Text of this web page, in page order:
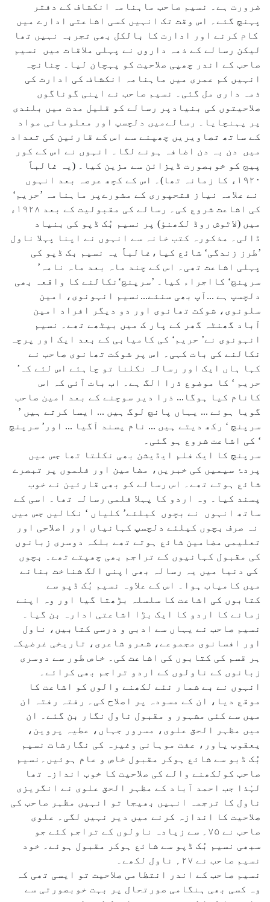
ضرورت ہے۔ نسیم صاحب ماہنامہ انکشاف کے دفتر
پہنچ گئے۔ اس وقت تک انہیں کسی اشاعتی ادارے میں
کام کرنے اور ادارت کا بالکل بھی تجربہ نہیں تھا
لیکن رسالے کے ذمہ داروں نے پہلی ملاقات میں نسیم
صاحب کے اندر چھپی صلاحیت کو پہچان لیا۔ چنانچہ
انہیں کم عمری میں ماہنامہ انکشاف کی ادارت کی
ذمہ داری مل گئی۔ نسیم صاحب نے اپنی گوناگوں
صلاحیتوں کی بنیادپر رسالے کو قلیل مدت میں بلندی
پر پہنچایا۔ رسالےمیں دلچسپ اور معلوماتی مواد
کے ساتھ تصاویریں چھپنے سے اس کے قارئین کی تعداد
میں دن بہ دن اضافہ ہونے لگا۔ انہوں نے اس کے کور
پیج کو خوبصورت ڈیزائن سے مزین کیا۔ (یہ غالباً
۱۹۲۰ء کا زمانہ تھا)۔ اس کے کچھ عرصہ بعد انہوں
نے علامہ نیاز فتحپوری کے مشورےپر ماہنامہ ’حریم‘
کی اشاعت شروع کی۔ رسالے کی مقبولیت کے بعد ۱۹۲۸ء
میں (لاٹوش روڈ لکھنؤ) پر نسیم بُک ڈپو کی بنیاد
ڈالی۔ مذکورہ کتب خانہ سے انہوں نے اپنا پہلا ناول
’طرز زندگی‘ شائع کیا،غالباً یہ نسیم بک ڈپو کی
پہلی اشاعت تھی۔ اس کے چند ماہ بعد ماہ نامہ’
سرپنچ‘ کااجراء کیا۔ ’سرپنچ‘نکالنے کا واقعہ بھی
دلچسپ ہے ...آپ بھی سنئے...نسیم انہونوی، امین
سلونوی، شوکت تھانوی اور دو دیگر افراد امین
آباد گھنٹہ گھر کے پار ک میں بیٹھے تھے۔ نسیم
انہونوی نے’ حریم‘ کی کامیابی کے بعد ایک اور پرچہ
نکالنے کی بات کہی۔ اس پر شوکت تھانوی صاحب نے
کہا ہاں ایک اور رسالہ نکلنا تو چاہئے اس لئے کہ’
حریم ‘ کا موضوع ذرا الگ ہے۔ اب بات آئی کہ اس
کانام کیا ہوگا... ذرا دیر سوچنے کے بعد امین صاحب
گویا ہوئے ... یہاں پانچ لوگ ہیں ... ایسا کرتے ہیں ’
سرپنچ ‘ رکھ دیتے ہیں ... نام پسند آگیا ... اور’ سرپنچ
‘ کی اشاعت شروع ہو گئی۔
سرپنچ کا ایک فلم ایڈیشن بھی نکلتا تھا جس میں
پردۂ سیمیں کی خبریں، مضامین اور فلموں پر تبصرے
شائع ہوتے تھے۔ اس رسالے کو بھی قارئین نے خوب
پسند کیا۔ وہ اردو کا پہلا فلمی رسالہ تھا۔ اسی کے
ساتھ انہوں نے بچوں کیلئے’ کلیاں ‘ نکالیں جس میں
نہ صرف بچوں کیلئے دلچسپ کہانیاں اور اصلاحی اور
تعلیمی مضامین شائع ہوتے تھے بلکہ دوسری زبانوں
کی مقبول کہانیوں کے تراجم بھی چھپتے تھے۔ بچوں
کی دنیا میں یہ رسالہ بھی اپنی الگ شناخت بنانے
میں کامیاب ہوا۔ اس کے علاوہ نسیم بُک ڈپو سے
کتابوں کی اشاعت کا سلسلہ بڑھتا گیا اور وہ اپنے
زمانے کا اردو کا ایک بڑا اشاعتی ادارہ بن گیا۔
نسیم صاحب نے یہاں سے ادبی و درسی کتابیں، ناول
اور افسانوی مجموعے، شعرو شاعری، تاریخی غرضیکہ
ہر قسم کی کتابوں کی اشاعت کی۔ خاص طور سے دوسری
زبانوں کے ناولوں کے اردو تراجم بھی کرائے۔
انہوں نے بے شمار نئے لکھنے والوں کو اشاعت کا
موقع دیا، ان کے مسودہ پر اصلاح کی۔ رفتہ رفتہ ان
میں سے کئی مشہور و مقبول ناول نگار بن گئے۔ ان
میں مظہر الحق علوی، مسرور جہاں، عطیہ پروین،
یعقوب یاور، عفت موہانی وغیرہ کی نگارشات نسیم
بُک ڈبو سے شائع ہوکر مقبول خاص و عام ہوئیں۔نسیم
صاحب کولکھنے والے کی صلاحیت کا خوب اندازہ تھا
لہٰذا جب احمد آباد کے مظہر الحق علوی نے انگریزی
ناول کا ترجمہ انہیں بھیجا تو انہیں مظہر صاحب کی
صلاحیت کا اندازہ کرنے میں دیر نہیں لگی۔ علوی
صاحب نے ۷۵؍ سے زیادہ ناولوں کے تراجم کئے جو
سبھی نسیم بُک ڈپو سے شائع ہوکر مقبول ہوئے۔ خود
نسیم صاحب نے ۲۷؍ ناول لکھے۔
نسیم صاحب کے اندر انتظامی صلاحیت تو ایسی تھی کہ
وہ کسی بھی ہنگامی صورتحال پر بہت خوبصورتی سے